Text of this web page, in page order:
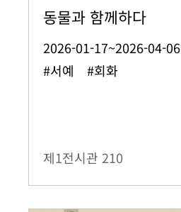
동물과 함께하다
2026-01-17~2026-04-06
#서예 #회화
제1전시관 210